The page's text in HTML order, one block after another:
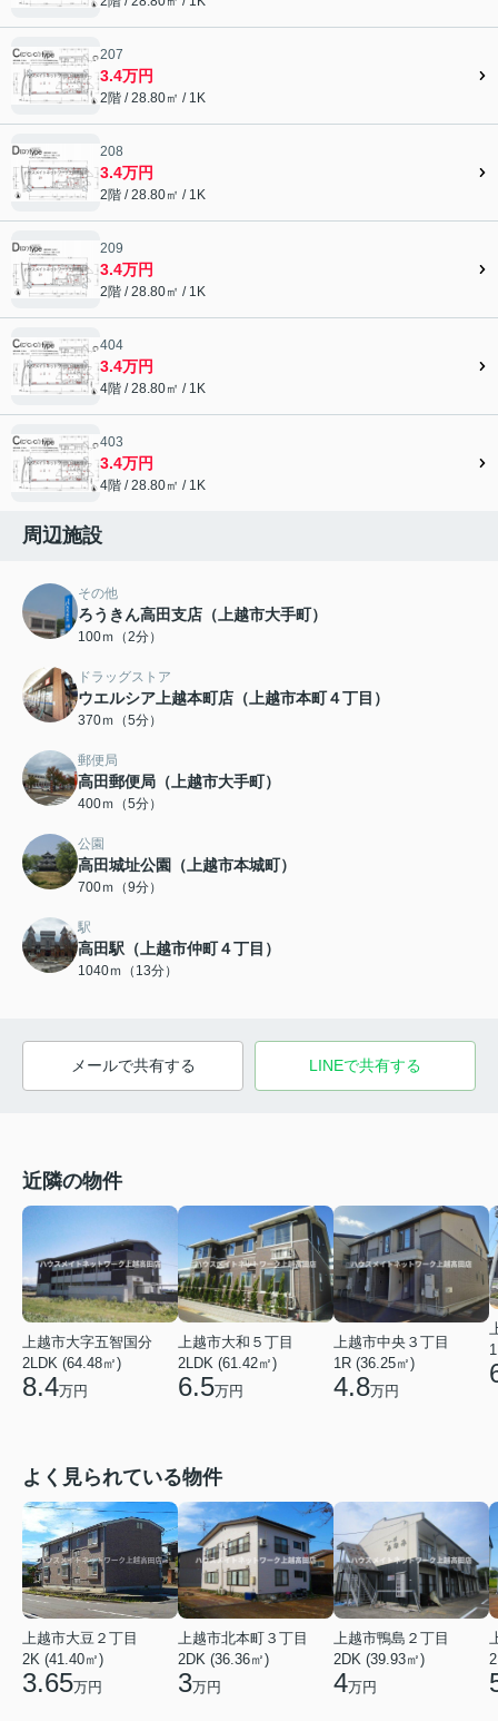
207
3.4万円
2階 / 28.80㎡ / 1K
208
3.4万円
2階 / 28.80㎡ / 1K
209
3.4万円
2階 / 28.80㎡ / 1K
404
3.4万円
4階 / 28.80㎡ / 1K
403
3.4万円
4階 / 28.80㎡ / 1K
周辺施設
その他
ろうきん高田支店（上越市大手町）
100ｍ（2分）
ドラッグストア
ウエルシア上越本町店（上越市本町４丁目）
370ｍ（5分）
郵便局
高田郵便局（上越市大手町）
400ｍ（5分）
公園
高田城址公園（上越市本城町）
700ｍ（9分）
駅
高田駅（上越市仲町４丁目）
1040ｍ（13分）
メールで共有する LINEで共有する
近隣の物件
上越市大字五智国分
2LDK (64.48㎡)
8.4万円
上越市大和５丁目
2LDK (61.42㎡)
6.5万円
上越市中央３丁目
1R (36.25㎡)
4.8万円
よく見られている物件
上越市大豆２丁目
2K (41.40㎡)
3.65万円
上越市北本町３丁目
2DK (36.36㎡)
3万円
上越市鴨島２丁目
2DK (39.93㎡)
4万円